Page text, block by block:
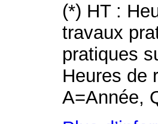
(*) HT :
travaux
pratiques
Heures de
A=Année,